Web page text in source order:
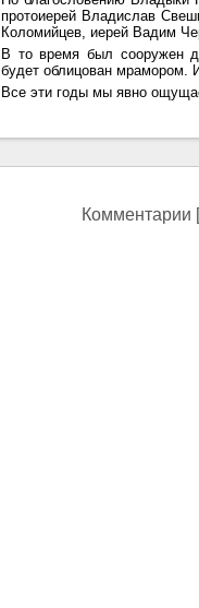
протоиерей Владислав
Коломийцев, иерей Вадим
В то время был сооружен
будет облицован мрамором.
Все эти годы мы явно
Комментарии